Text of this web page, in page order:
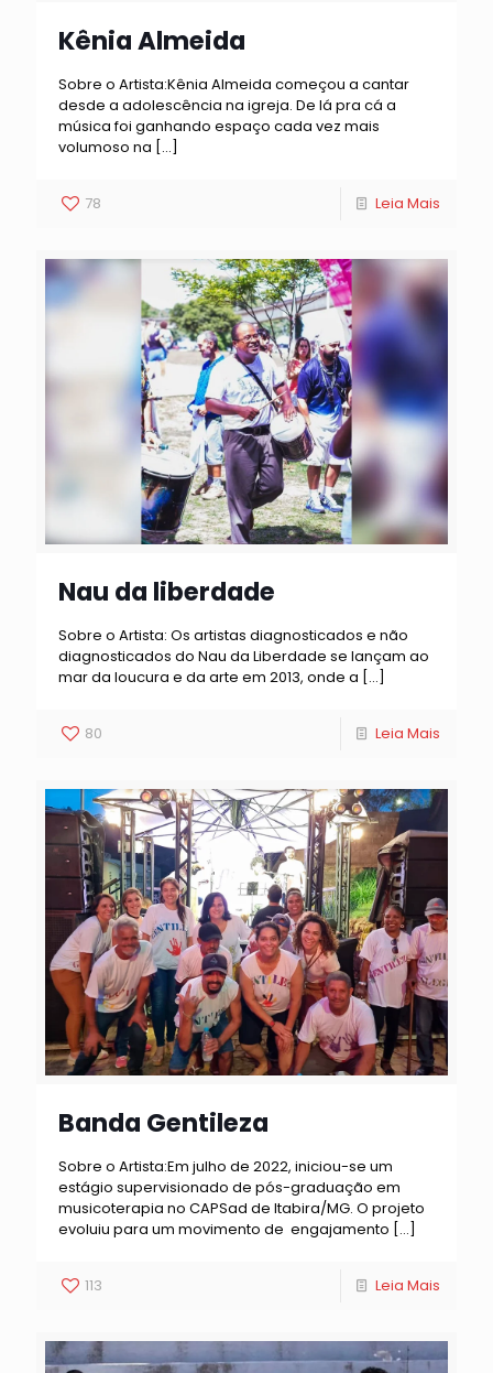
Kênia Almeida
Sobre o Artista:Kênia Almeida começou a cantar
desde a adolescência na igreja. De lá pra cá a
música foi ganhando espaço cada vez mais
volumoso na […]
78 Leia Mais
Nau da liberdade
Sobre o Artista: Os artistas diagnosticados e não
diagnosticados do Nau da Liberdade se lançam ao
mar da loucura e da arte em 2013, onde a […]
80 Leia Mais
Banda Gentileza
Sobre o Artista:Em julho de 2022, iniciou-se um
estágio supervisionado de pós-graduação em
musicoterapia no CAPSad de Itabira/MG. O projeto
evoluiu para um movimento de engajamento […]
113 Leia Mais